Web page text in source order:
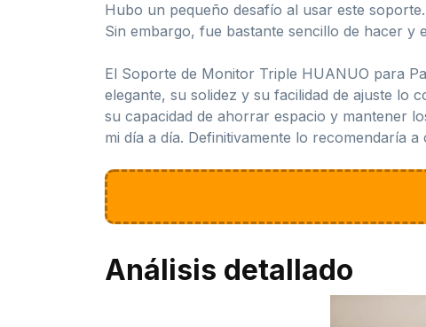
Hubo un pequeño desafío al usar este
Sin embargo, fue bastante sencillo de hacer y
El Soporte de Monitor Triple HUANUO para
elegante, su solidez y su facilidad de ajuste lo
su capacidad de ahorrar espacio y mantener
mi día a día. Definitivamente lo recomendaría
Análisis detallado